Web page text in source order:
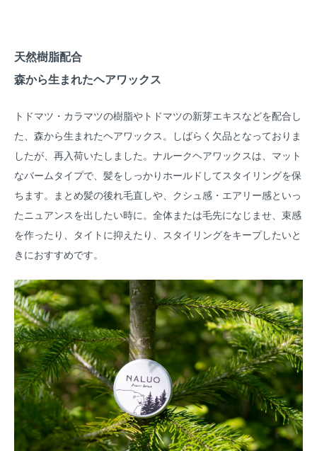
天然樹脂配合
森から生まれたヘアワックス
トドマツ・カラマツの樹脂やトドマツの新芽エキスなどを配合し
た、森から生まれたヘアワックス。しばらく欠品となっておりま
したが、再入荷いたしました。ナルークヘアワックスは、マット
なバームタイプで、髪をしっかりホールドしてスタイリングを保
ちます。まとめ髪の後れ毛直しや、クシュ感・エアリー感といっ
たニュアンスを出したい時に。全体または毛先になじませ、束感
を作ったり、タイトに抑えたり、スタイリングをキープしたいと
きにおすすめです。